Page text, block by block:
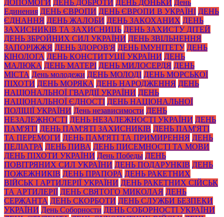
ДОПОМОГИ ДЕНЬ ДОБРОТИ ДЕНЬ ДОНЬКИ День
Единения ДЕНЬ ЄВРОПИ ДЕНЬ ЄВРОПИ В УКРАЇНІ ДЕНЬ
ЄДНАННЯ ДЕНЬ ЖАЛОБИ ДЕНЬ ЗАКОХАНИХ ДЕНЬ
ЗАХИСНИКІВ ТА ЗАХИСНИЦЬ ДЕНЬ ЗАХИСТУ ДІТЕЙ
ДЕНЬ ЗБРОЙНИХ СИЛ УКРАЇНИ ДЕНЬ ЗВІЛЬНЕННЯ
ЗАПОРІЖЖЯ ДЕНЬ ЗДОРОВ'Я ДЕНЬ ІМУНІТЕТУ ДЕНЬ
КІНОЛОГА ДЕНЬ КОНСТИТУЦІЇ УКРАЇНИ ДЕНЬ
МАЛЮКА ДЕНЬ МАТЕРІ ДЕНЬ МИЛОСЕРДЯ ДЕНЬ
МІСТА День молодежи ДЕНЬ МОЛОДІ ДЕНЬ МОРСЬКОЇ
ПІХОТИ ДЕНЬ МОРЯКА ДЕНЬ НАРОДЖЕННЯ ДЕНЬ
НАЦІОНАЛЬНОЇ ГВАРДІЇ УКРАЇНИ ДЕНЬ
НАЦІОНАЛЬНОЇ ЄДНОСТІ ДЕНЬ НАЦІОНАЛЬНОЇ
ПОЛІЦІЇ УКРАЇНИ День независимости ДЕНЬ
НЕЗАЛЕЖНОСТІ ДЕНЬ НЕЗАЛЕЖНОСТІ УКРАЇНИ ДЕНЬ
ПАМ'ЯТІ ДЕНЬ ПАМ'ЯТІ ЗАХИСНИКІВ ДЕНЬ ПАМ'ЯТІ
ТА ПЕРЕМОГИ ДЕНЬ ПАМ'ЯТІ ТА ПРИМИРЕННЯ ДЕНЬ
ПЕДІАТРА ДЕНЬ ПИВА ДЕНЬ ПИСЕМНОСТІ ТА МОВИ
ДЕНЬ ПІХОТИ УКРАЇНИ День Победы ДЕНЬ
ПОВІТРЯНИХ СИЛ УКРАЇНИ ДЕНЬ ПОДАРУНКІВ ДЕНЬ
ПОЖЕЖНИКІВ ДЕНЬ ПРАПОРА ДЕНЬ РАКЕТНИХ
ВІЙСЬК І АРТИЛЕРІЇ УКРАЇНИ ДЕНЬ РАКЕТНИХ СІЙСЬК
ТА АРТИЛЕРІЇ ДЕНЬ СВЯТОГО МИКОЛАЯ ДЕНЬ
СЕРЖАНТА ДЕНЬ СКОРБОТИ ДЕНЬ СЛУЖБИ БЕЗПЕКИ
УКРАЇНИ День Соборности ДЕНЬ СОБОРНОСТІ УКРАЇНИ